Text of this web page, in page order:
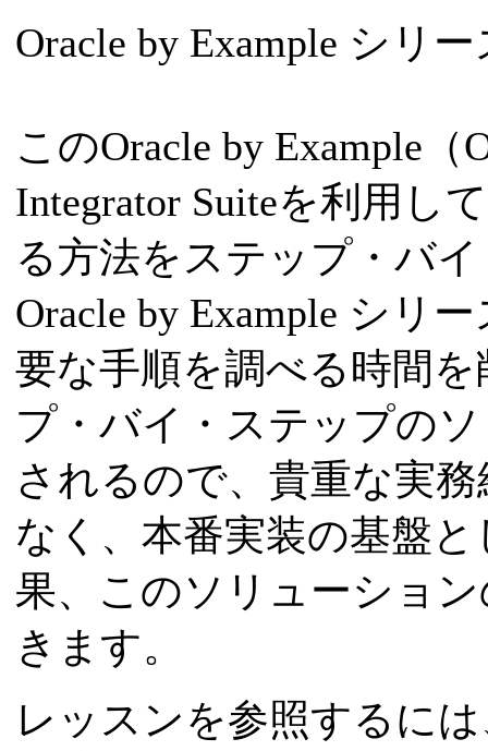
Oracle by Example シリ
このOracle by Example
Integrator Suiteを利用し
る方法をステップ・バ
Oracle by Example シリ
要な手順を調べる時間
プ・バイ・ステップの
されるので、貴重な実
なく、本番実装の基盤
果、このソリューショ
きます。
レッスンを参照するに